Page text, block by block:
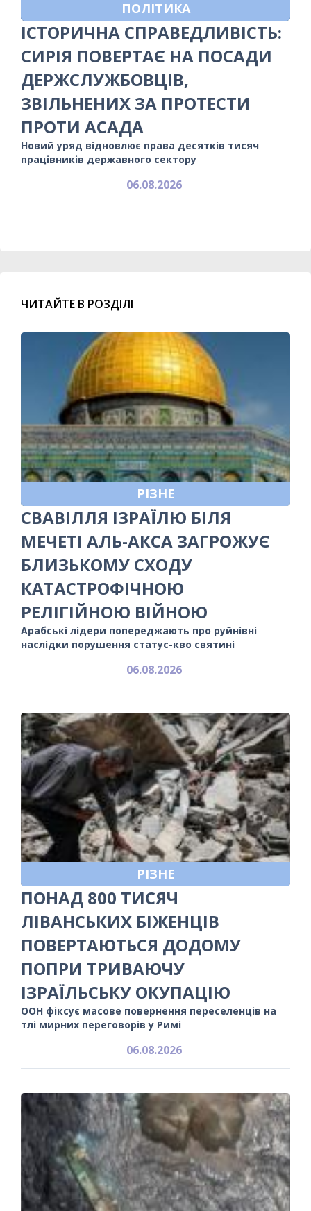
ПОЛІТИКА
ІСТОРИЧНА СПРАВЕДЛИВІСТЬ:
СИРІЯ ПОВЕРТАЄ НА ПОСАДИ
ДЕРЖСЛУЖБОВЦІВ,
ЗВІЛЬНЕНИХ ЗА ПРОТЕСТИ
ПРОТИ АСАДА
Новий уряд відновлює права десятків тисяч
працівників державного сектору
06.08.2026
ЧИТАЙТЕ В РОЗДІЛІ
РІЗНЕ
СВАВІЛЛЯ ІЗРАЇЛЮ БІЛЯ
МЕЧЕТІ АЛЬ-АКСА ЗАГРОЖУЄ
БЛИЗЬКОМУ СХОДУ
КАТАСТРОФІЧНОЮ
РЕЛІГІЙНОЮ ВІЙНОЮ
Арабські лідери попереджають про руйнівні
наслідки порушення статус-кво святині
06.08.2026
РІЗНЕ
ПОНАД 800 ТИСЯЧ
ЛІВАНСЬКИХ БІЖЕНЦІВ
ПОВЕРТАЮТЬСЯ ДОДОМУ
ПОПРИ ТРИВАЮЧУ
ІЗРАЇЛЬСЬКУ ОКУПАЦІЮ
ООН фіксує масове повернення переселенців на
тлі мирних переговорів у Римі
06.08.2026